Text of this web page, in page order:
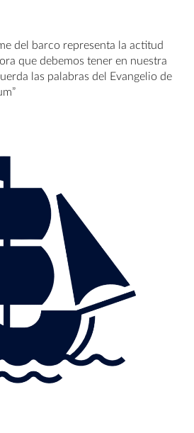
del barco representa la actitud
que debemos tener en nuestra
las palabras del Evangelio de